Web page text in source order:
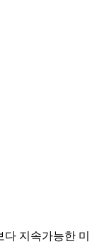
지속가능한 미